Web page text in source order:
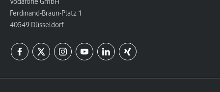
Ferdinand-Braun-Platz 1
40549 Düsseldorf